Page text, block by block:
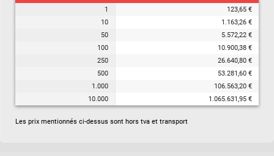
1
123,65 €
10
1.163,26 €
50
5.572,22 €
100
10.900,38 €
250
26.640,80 €
500
53.281,60 €
1.000
106.563,20 €
10.000
1.065.631,95 €
Les prix mentionnés ci-dessus sont hors tva et transport